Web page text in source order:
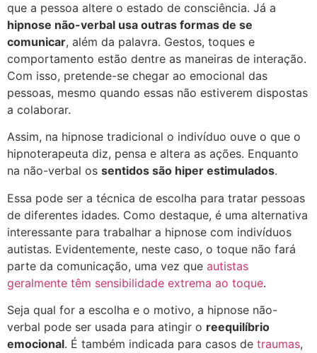
que a pessoa altere o estado de consciência. Já a
hipnose não-verbal usa outras formas de se
comunicar, além da palavra. Gestos, toques e
comportamento estão dentre as maneiras de interação.
Com isso, pretende-se chegar ao emocional das
pessoas, mesmo quando essas não estiverem dispostas
a colaborar.
Assim, na hipnose tradicional o indivíduo ouve o que o
hipnoterapeuta diz, pensa e altera as ações. Enquanto
na não-verbal os sentidos são hiper estimulados.
Essa pode ser a técnica de escolha para tratar pessoas
de diferentes idades. Como destaque, é uma alternativa
interessante para trabalhar a hipnose com indivíduos
autistas. Evidentemente, neste caso, o toque não fará
parte da comunicação, uma vez que autistas
geralmente têm sensibilidade extrema ao toque.
Seja qual for a escolha e o motivo, a hipnose não-
verbal pode ser usada para atingir o reequilíbrio
emocional. É também indicada para casos de traumas,